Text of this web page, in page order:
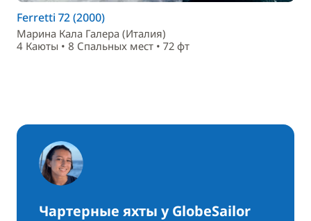
Ferretti 72 (2000)
Марина Кала Галера (Италия)
4 Каюты • 8 Спальныx мест • 72 фт
Чартерные яхты у GlobeSailor